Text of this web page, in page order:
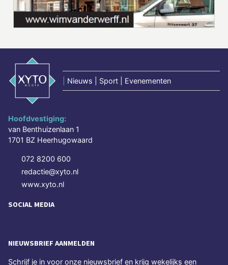
Nieuws | Sport | Evenementen
Hoofdvestiging:
van Benthuizenlaan 1
1701 BZ Heerhugowaard
072 8200 600
redactie@xyto.nl
www.xyto.nl
SOCIAL MEDIA
NIEUWSBRIEF AANMELDEN
Schrijf je in voor onze nieuwsbrief en krijg wekelijks een